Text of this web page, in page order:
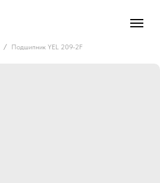
Подшипник YEL 209-2F